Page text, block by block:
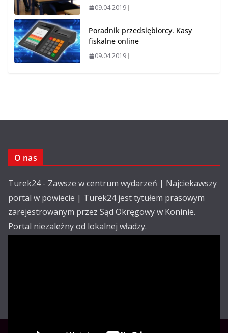
09.04.2019
Poradnik przedsiębiorcy. Kasy
fiskalne online
09.04.2019
O nas
Turek24 - Zawsze w centrum wydarzeń | Najciekawszy
portal w powiecie | Turek24 jest tytułem prasowym
zarejestrowanym przez Sąd Okręgowy w Koninie.
Portal niezależny od lokalnej władzy.
Copyright © Turek24.com.pl Wdrożenie :